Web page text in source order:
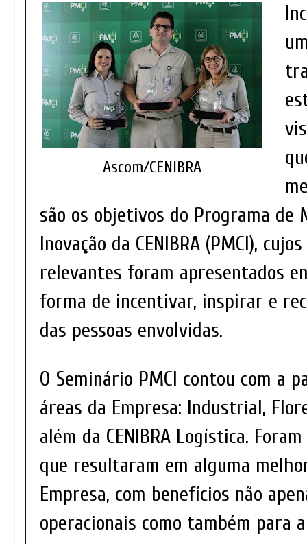
Ascom/CENIBRA
são os objetivos do Programa de
Inovação da CENIBRA (PMCI),
relevantes foram apresentados
forma de incentivar, inspirar e
das pessoas envolvidas.
O Seminário PMCI contou com a
áreas da Empresa: Industrial,
além da CENIBRA Logística.
que resultaram em alguma
Empresa, com benefícios não
operacionais como também para